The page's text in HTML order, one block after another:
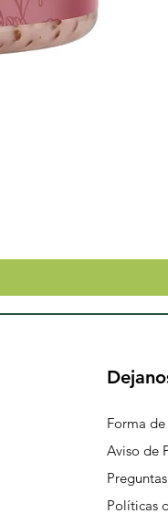
Forma
Aviso de
Políticas